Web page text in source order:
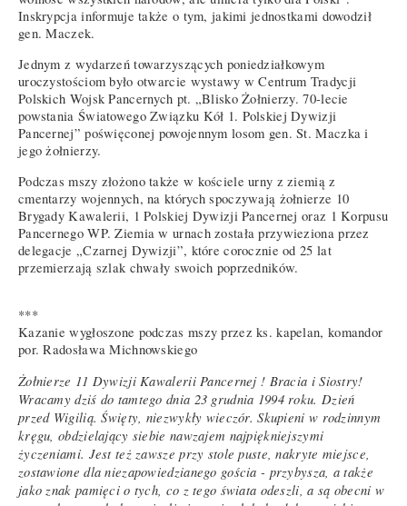
Inskrypcja informuje także o tym, jakimi jednostkami dowodził
gen. Maczek.
Jednym z wydarzeń towarzyszących poniedziałkowym
uroczystościom było otwarcie wystawy w Centrum Tradycji
Polskich Wojsk Pancernych pt. „Blisko Żołnierzy. 70-lecie
powstania Światowego Związku Kół 1. Polskiej Dywizji
Pancernej” poświęconej powojennym losom gen. St. Maczka i
jego żołnierzy.
Podczas mszy złożono także w kościele urny z ziemią z
cmentarzy wojennych, na których spoczywają żołnierze 10
Brygady Kawalerii, 1 Polskiej Dywizji Pancernej oraz 1 Korpusu
Pancernego WP. Ziemia w urnach została przywieziona przez
delegacje „Czarnej Dywizji”, które corocznie od 25 lat
przemierzają szlak chwały swoich poprzedników.
***
Kazanie wygłoszone podczas mszy przez ks. kapelan, komandor
por. Radosława Michnowskiego
Żołnierze 11 Dywizji Kawalerii Pancernej ! Bracia i Siostry!
Wracamy dziś do tamtego dnia 23 grudnia 1994 roku. Dzień
przed Wigilią. Święty, niezwykły wieczór. Skupieni w rodzinnym
kręgu, obdzielający siebie nawzajem najpiękniejszymi
życzeniami. Jest też zawsze przy stole puste, nakryte miejsce,
zostawione dla niezapowiedzianego gościa - przybysza, a także
jako znak pamięci o tych, co z tego świata odeszli, a są obecni w